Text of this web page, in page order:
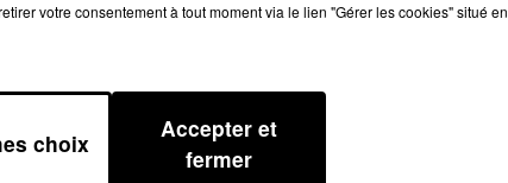
votre consentement à tout moment via le lien "Gérer les cookies" situé en
choix
Accepter et
fermer